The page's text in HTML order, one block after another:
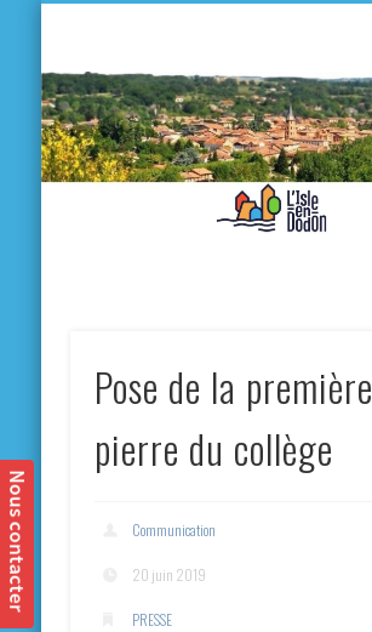
Pose de la première
pierre du collège
Communication
20 juin 2019
PRESSE